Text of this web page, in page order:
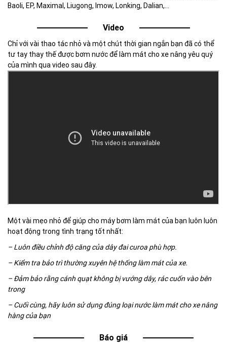
Baoli, EP, Maximal, Liugong, Imow, Lonking, Dalian,…
Video
Chỉ với vài thao tác nhỏ và một chút thời gian ngắn bạn đã có thể
tư tay thay thế được bơm nước để làm mát cho xe nâng yêu quý
của mình qua video sau đây.
Một vài mẹo nhỏ để giúp cho máy bơm làm mát của bạn luôn luôn
hoạt động trong tình trạng tốt nhất:
– Luôn điều chỉnh độ căng của dây đai curoa phù hợp.
– Kiểm tra bảo trì thường xuyên hệ thống làm mát của xe.
– Đảm bảo rằng cánh quạt không bị vướng dây, rác cuốn vào bên
trong
– Cuối cùng, hãy luôn sử dụng đúng loại nước làm mát cho xe nâng
hàng của bạn
Báo giá